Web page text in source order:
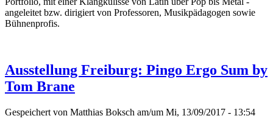
angeleitet bzw. dirigiert von Professoren, Musikpädagogen sowie
Bühnenprofis.
Ausstellung Freiburg: Pingo Ergo Sum by
Tom Brane
Gespeichert von Matthias Boksch am/um Mi, 13/09/2017 - 13:54